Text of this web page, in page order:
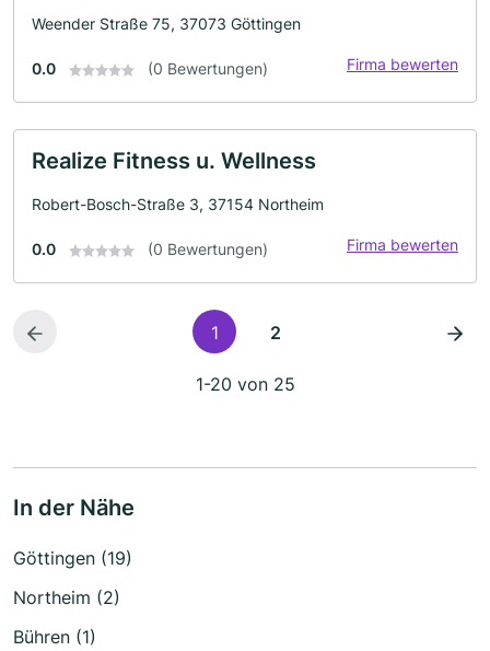
Weender Straße 75, 37073 Göttingen
0.0 (0 Bewertungen) Firma bewerten
Realize Fitness u. Wellness
Robert-Bosch-Straße 3, 37154 Northeim
0.0 (0 Bewertungen) Firma bewerten
1 2
1-20 von 25
In der Nähe
Göttingen (19)
Northeim (2)
Bühren (1)